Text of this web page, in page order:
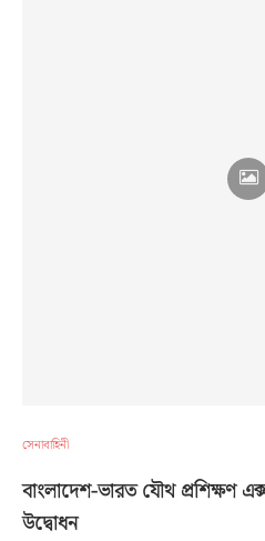
সেনাবাহিনী
বাংলাদেশ-ভারত যৌথ প্রশিক্ষণ
উদ্বোধন